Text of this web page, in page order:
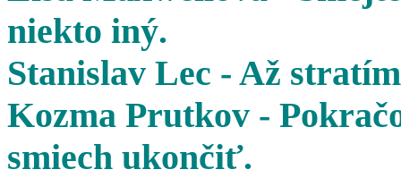
niekto iný.
Stanislav Lec - Až
Kozma Prutkov -
smiech ukončiť.